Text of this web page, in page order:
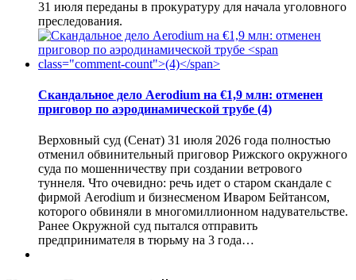
31 июля переданы в прокуратуру для начала уголовного
преследования.
Скандальное дело Aerodium на €1,9 млн: отменен
приговор по аэродинамической трубе (4)
Верховный суд (Сенат) 31 июля 2026 года полностью
отменил обвинительный приговор Рижского окружного
суда по мошенничеству при создании ветрового
туннеля. Что очевидно: речь идет о старом скандале с
фирмой Aerodium и бизнесменом Иваром Бейтансом,
которого обвиняли в многомиллионном надувательстве.
Ранее Окружной суд пытался отправить
предпринимателя в тюрьму на 3 года…